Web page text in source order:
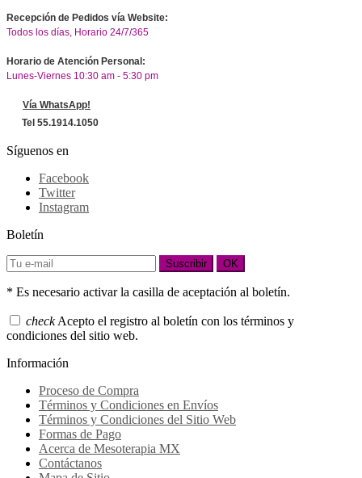
Recepción de Pedidos vía Website:
Todos los días, Horario 24/7/365
Horario de Atención Personal:
Lunes-Viernes 10:30 am - 5:30 pm
Vía WhatsApp!
Tel 55.1914.1050
Síguenos en
Facebook
Twitter
Instagram
Boletín
Suscribir OK
* Es necesario activar la casilla de aceptación al boletín.
check Acepto el registro al boletín con los términos y
condiciones del sitio web.
Información
Proceso de Compra
Términos y Condiciones en Envíos
Términos y Condiciones del Sitio Web
Formas de Pago
Acerca de Mesoterapia MX
Contáctanos